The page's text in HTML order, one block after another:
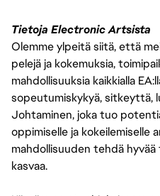
Tietoja Electronic Artsista
Olemme ylpeitä siitä, että
pelejä ja kokemuksia,
mahdollisuuksia kaikkialla
sopeutumiskykyä, sitkeyttä,
Johtaminen, joka tuo
oppimiselle ja kokeilemiselle
mahdollisuuden tehdä
kasvaa.